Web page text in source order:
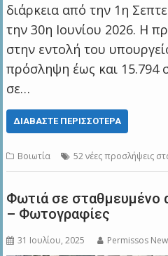
διάρκεια από την 1η
την 30η Ιουνίου 2026. Η
στην εντολή του
πρόσληψη έως και 15.794
σε…
ΔΙΑΒΆΣΤΕ ΠΕΡΙΣΣΌΤΕΡΑ
Βοιωτία 52 νέες προσλήψεις
Φωτιά σε σταθμευμένο
– Φωτογραφίες
31 Ιουλίου, 2025 Permissos